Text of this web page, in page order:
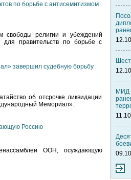
по борьбе с антисемитизмом
свободы религии и убеждений
правительств по борьбе с
завершил судебную борьбу
об отсрочке ликвидации
Мемориал».
Россию
ООН, осуждающую
МИД